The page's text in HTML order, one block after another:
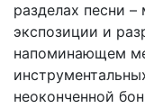
разделах песни
экспозиции и
напоминающем
неоконченной